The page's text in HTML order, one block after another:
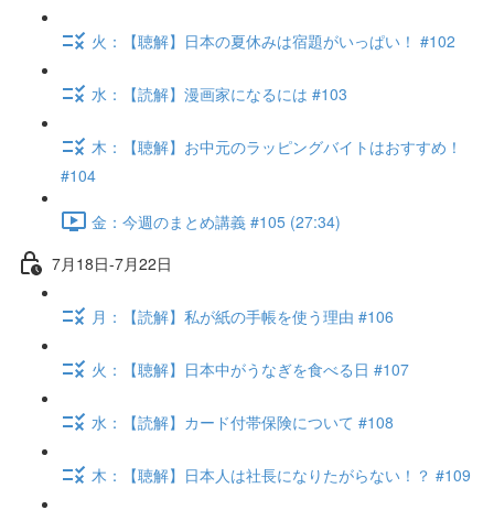
火：【聴解】日本の夏休みは宿題がいっぱい！ #102
水：【読解】漫画家になるには #103
木：【聴解】お中元のラッピングバイトはおすすめ！
#104
金：今週のまとめ講義 #105 (27:34)
7月18日-7月22日
月：【読解】私が紙の手帳を使う理由 #106
火：【聴解】日本中がうなぎを食べる日 #107
水：【読解】カード付帯保険について #108
木：【聴解】日本人は社長になりたがらない！？ #109